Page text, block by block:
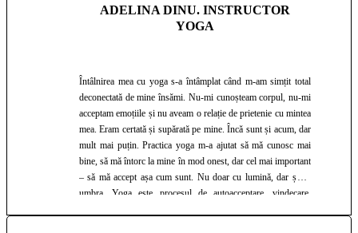
ADELINA DINU. INSTRUCTOR
YOGA
Întâlnirea mea cu yoga s-a întâmplat când m-am simțit total
deconectată de mine însămi. Nu-mi cunoșteam corpul, nu-mi
acceptam emoțiile și nu aveam o relație de prietenie cu mintea
mea. Eram certată și supărată pe mine. Încă sunt și acum, dar
mult mai puțin. Practica yoga m-a ajutat să mă cunosc mai
bine, să mă întorc la mine în mod onest, dar cel mai important
– să mă accept așa cum sunt. Nu doar cu lumină, dar și cu
umbra. Yoga este procesul de autoacceptare, vindecare,